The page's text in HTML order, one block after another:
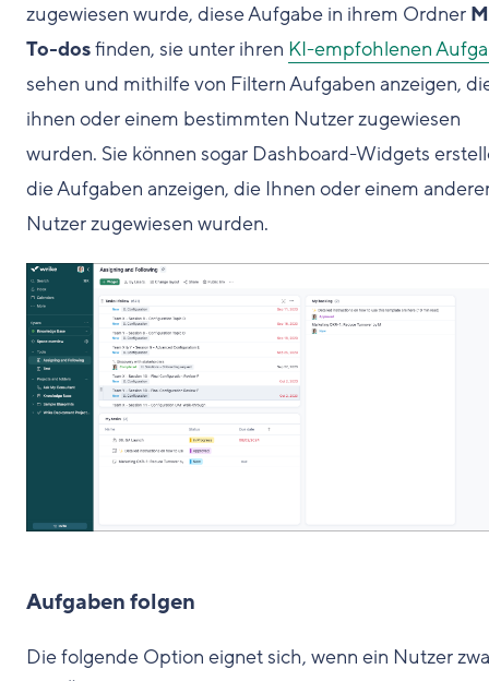
zugewiesen wurde, diese Aufgabe in ihrem Ordner
To-dosfinden, sie unter ihren KI-empfohlenen
sehen und mithilfe von Filtern Aufgaben anzeigen,
ihnen oder einem bestimmten Nutzer zugewiesen
wurden. Sie können sogar Dashboard-Widgets
die Aufgaben anzeigen, die Ihnen oder einem
Nutzer zugewiesen wurden.
Aufgaben folgen
Die folgende Option eignet sich, wenn ein Nutzer